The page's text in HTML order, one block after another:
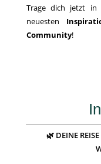
Trage dich jetzt in
neuesten
Community!
🌿 DEINE